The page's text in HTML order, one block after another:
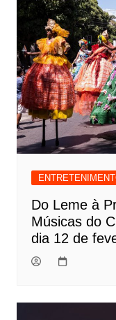
Do Leme à
Músicas do
dia 12 de